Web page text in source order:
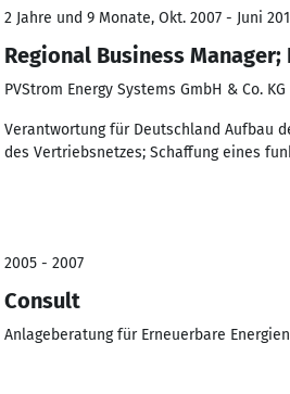
2 Jahre und 9 Monate, Okt. 2007 - Juni
Regional Business
PVStrom Energy Systems GmbH & Co. KG
Verantwortung für Deutschland Aufbau
des Vertriebsnetzes; Schaffung eines
2005 - 2007
Consult
Anlageberatung für Erneuerbare Energien